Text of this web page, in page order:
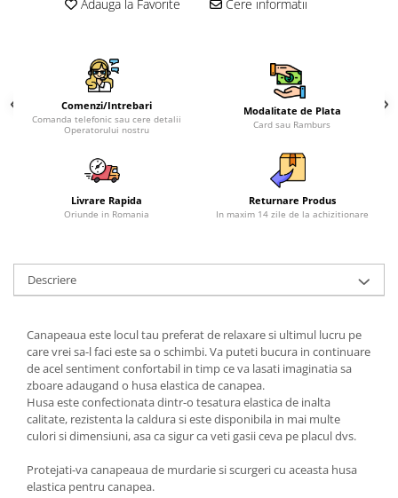
Adauga la Favorite Cere informatii
Comenzi/Intrebari
Comanda telefonic sau cere detalii
Operatorului nostru
Modalitate de Plata
Card sau Ramburs
Livrare Rapida
Oriunde in Romania
Returnare Produs
In maxim 14 zile de la achizitionare
Descriere
Canapeaua este locul tau preferat de relaxare si ultimul lucru pe
care vrei sa-l faci este sa o schimbi. Va puteti bucura in continuare
de acel sentiment confortabil in timp ce va lasati imaginatia sa
zboare adaugand o husa elastica de canapea.
Husa este confectionata dintr-o tesatura elastica de inalta
calitate, rezistenta la caldura si este disponibila in mai multe
culori si dimensiuni, asa ca sigur ca veti gasii ceva pe placul dvs.
Protejati-va canapeaua de murdarie si scurgeri cu aceasta husa
elastica pentru canapea.